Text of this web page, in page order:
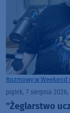
Rozmowy w Weekend
piątek, 7 sierpnia 2026,
"Żeglarstwo